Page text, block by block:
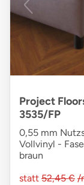
Project
3535/FP
0,55 mm
Vollvinyl -
braun
statt 52,45 € /